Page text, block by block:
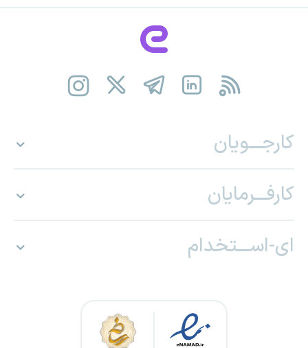
کارجـــویان
کارفـــرمایان
ای-اســـتخدام